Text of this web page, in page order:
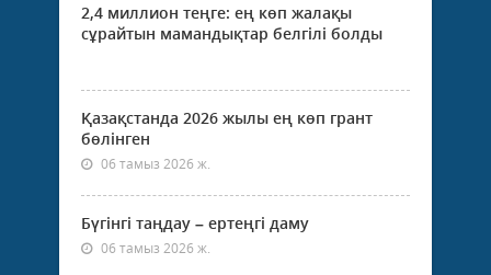
2,4 миллион теңге: ең көп жалақы
сұрайтын мамандықтар белгілі болды
Қазақстанда 2026 жылы ең көп грант
бөлінген
06 тамыз 2026 ж.
Бүгінгі таңдау – ертеңгі даму
06 тамыз 2026 ж.